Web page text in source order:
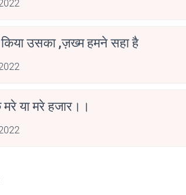
किया उसका ,ज़ख्म हमने सहा है
मरे या मरे हजार।।